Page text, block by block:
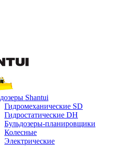
Shantui
Гидромеханические SD
Гидростатические DH
Бульдозеры-планировщики
Колесные
Электрические